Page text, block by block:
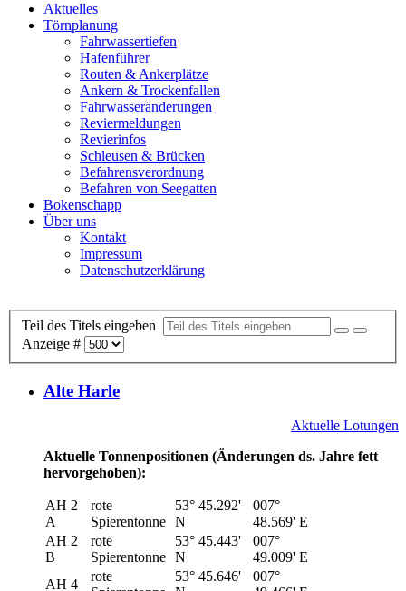
Aktuelles
Törnplanung
Fahrwassertiefen
Hafenführer
Routen & Ankerplätze
Ankern & Trockenfallen
Fahrwasseränderungen
Reviermeldungen
Revierinfos
Schleusen & Brücken
Befahrensverordnung
Befahren von Seegatten
Bokenschapp
Über uns
Kontakt
Impressum
Datenschutzerklärung
Teil des Titels eingeben
Anzeige #
Alte Harle
Aktuelle Lotungen
Aktuelle Tonnenpositionen (Änderungen ds. Jahre fett
hervorgehoben):
AH 2
A
rote
Spierentonne
53° 45.292'
N
007°
48.569' E
AH 2
B
rote
Spierentonne
53° 45.443'
N
007°
49.009' E
AH 4
rote
53° 45.646'
007°